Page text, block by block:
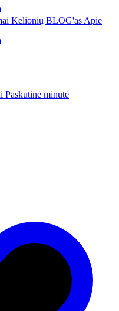
Kelionių BLOG'as Apie
Paskutinė minutė